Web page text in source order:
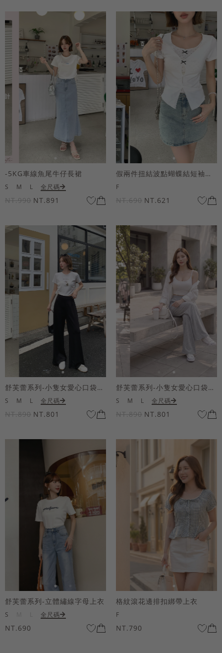
-5KG車線魚尾牛仔長裙
S M L 全尺碼
NT.990 NT.891
假兩件扭結波點蝴蝶結短袖上衣
F
NT.690 NT.621
舒芙蕾系列-小隻女愛心口袋寬褲
S M L 全尺碼
NT.890 NT.801
舒芙蕾系列-小隻女愛心口袋寬褲
S M L 全尺碼
NT.890 NT.801
舒芙蕾系列-立體繡線字母上衣
S 全尺碼
NT.690
格紋滾花邊排扣綁帶上衣
F
NT.790